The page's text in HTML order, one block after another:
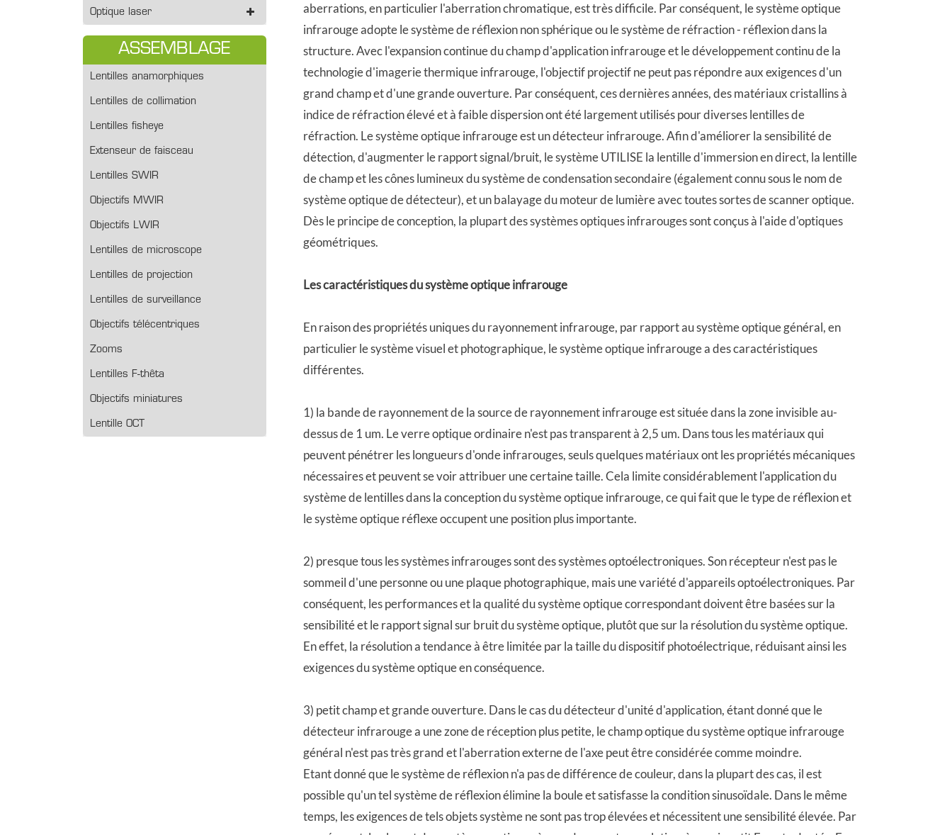
Optique laser
ASSEMBLAGE
Lentilles anamorphiques
Lentilles de collimation
Lentilles fisheye
Extenseur de faisceau
Lentilles SWIR
Objectifs MWIR
Objectifs LWIR
Lentilles de microscope
Lentilles de projection
Lentilles de surveillance
Objectifs télécentriques
Zooms
Lentilles F-thêta
Objectifs miniatures
Lentille OCT
aberrations, en particulier l'aberration chromatique, est très difficile. Par conséquent, le système optique
infrarouge adopte le système de réflexion non sphérique ou le système de réfraction - réflexion dans la
structure. Avec l'expansion continue du champ d'application infrarouge et le développement continu de la
technologie d'imagerie thermique infrarouge, l'objectif projectif ne peut pas répondre aux exigences d'un
grand champ et d'une grande ouverture. Par conséquent, ces dernières années, des matériaux cristallins à
indice de réfraction élevé et à faible dispersion ont été largement utilisés pour diverses lentilles de
réfraction. Le système optique infrarouge est un détecteur infrarouge. Afin d'améliorer la sensibilité de
détection, d'augmenter le rapport signal/bruit, le système UTILISE la lentille d'immersion en direct, la lentille
de champ et les cônes lumineux du système de condensation secondaire (également connu sous le nom de
système optique de détecteur), et un balayage du moteur de lumière avec toutes sortes de scanner optique.
Dès le principe de conception, la plupart des systèmes optiques infrarouges sont conçus à l'aide d'optiques
géométriques.
Les caractéristiques du système optique infrarouge
En raison des propriétés uniques du rayonnement infrarouge, par rapport au système optique général, en
particulier le système visuel et photographique, le système optique infrarouge a des caractéristiques
différentes.
1) la bande de rayonnement de la source de rayonnement infrarouge est située dans la zone invisible au-
dessus de 1 um. Le verre optique ordinaire n'est pas transparent à 2,5 um. Dans tous les matériaux qui
peuvent pénétrer les longueurs d'onde infrarouges, seuls quelques matériaux ont les propriétés mécaniques
nécessaires et peuvent se voir attribuer une certaine taille. Cela limite considérablement l'application du
système de lentilles dans la conception du système optique infrarouge, ce qui fait que le type de réflexion et
le système optique réflexe occupent une position plus importante.
2) presque tous les systèmes infrarouges sont des systèmes optoélectroniques. Son récepteur n'est pas le
sommeil d'une personne ou une plaque photographique, mais une variété d'appareils optoélectroniques. Par
conséquent, les performances et la qualité du système optique correspondant doivent être basées sur la
sensibilité et le rapport signal sur bruit du système optique, plutôt que sur la résolution du système optique.
En effet, la résolution a tendance à être limitée par la taille du dispositif photoélectrique, réduisant ainsi les
exigences du système optique en conséquence.
3) petit champ et grande ouverture. Dans le cas du détecteur d'unité d'application, étant donné que le
détecteur infrarouge a une zone de réception plus petite, le champ optique du système optique infrarouge
général n'est pas très grand et l'aberration externe de l'axe peut être considérée comme moindre.
Etant donné que le système de réflexion n'a pas de différence de couleur, dans la plupart des cas, il est
possible qu'un tel système de réflexion élimine la boule et satisfasse la condition sinusoïdale. Dans le même
temps, les exigences de tels objets système ne sont pas trop élevées et nécessitent une sensibilité élevée. Par